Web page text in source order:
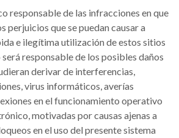
responsable de las infracciones en que
perjuicios que se puedan causar a
e ilegítima utilización de estos sitios
responsable de los posibles daños
derivar de interferencias,
virus informáticos, averías
en el funcionamiento operativo
motivadas por causas ajenas a
en el uso del presente sistema